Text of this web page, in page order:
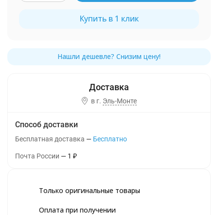
Купить в 1 клик
в г. Эль-Монте
Способ доставки
Бесплатная доставка Бесплатно
Почта России 1 ₽
Только оригинальные товары
Оплата при получении